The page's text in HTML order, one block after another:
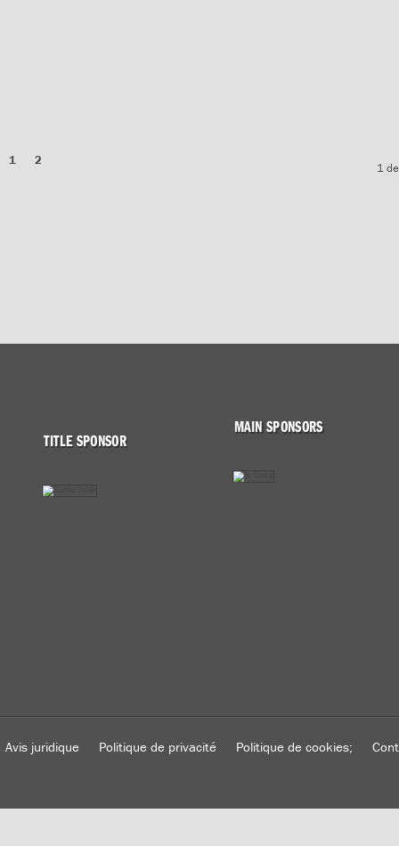
1
1 2
TITLE SPONSOR
MAIN SPONSORS
Avis juridique Politique de privacité Politique de cookies;